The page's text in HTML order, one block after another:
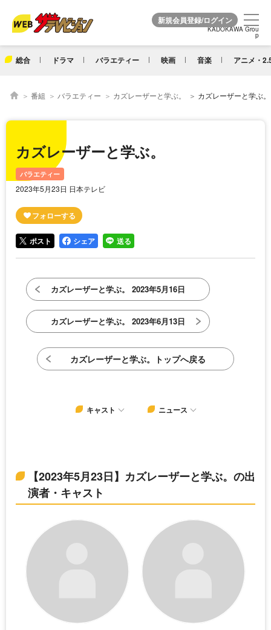
KADOKAWA Grou
p
総合 ドラマ バラエティー 映画 音楽 アニメ・
KADOKAWA Grou
p
番組 バラエティー カズレーザーと学ぶ。 カズレーザーと学ぶ。
カズレーザーと学ぶ。
バラエティー
2023年5月23日 日本テレビ
ポスト シェア 送る
カズレーザーと学ぶ。 2023年5月16日
カズレーザーと学ぶ。 2023年6月13日
カズレーザーと学ぶ。トップへ戻る
キャスト ニュース
【2023年5月23日】カズレーザーと学ぶ。の出
演者・キャスト